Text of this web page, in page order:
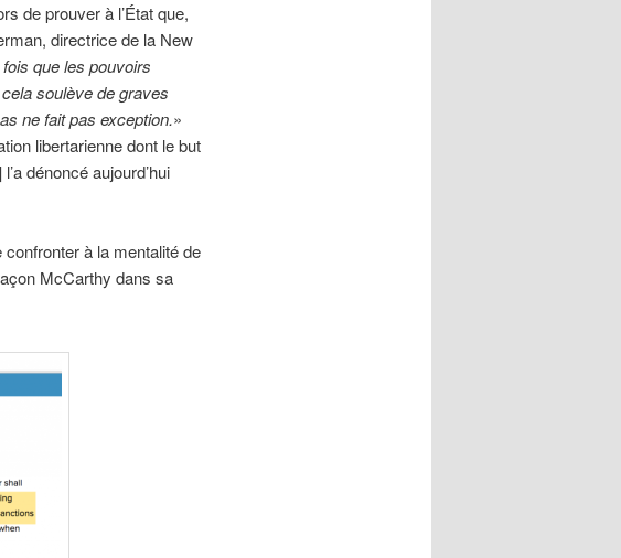
de prouver à l’État que,
directrice de la New
que les pouvoirs
soulève de graves
ne fait pas exception.»
libertarienne dont le but
dénoncé aujourd’hui
confronter à la mentalité de
McCarthy dans sa